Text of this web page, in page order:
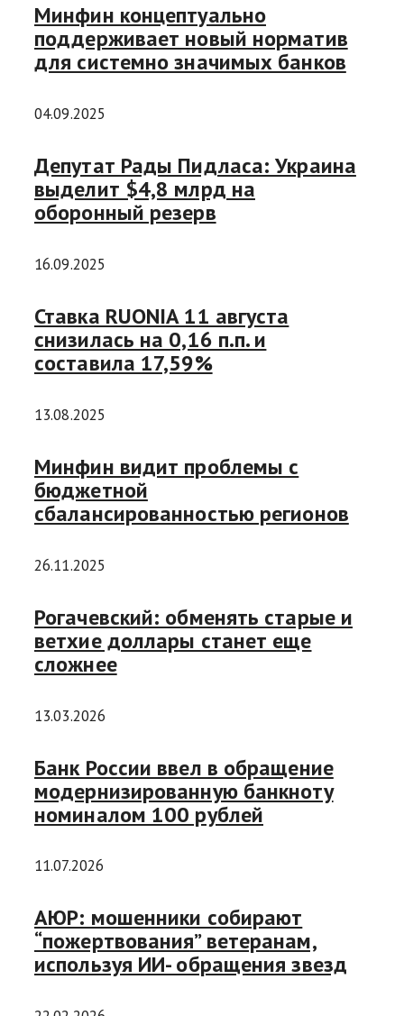
Минфин концептуально
поддерживает новый норматив
для системно значимых банков
04.09.2025
Депутат Рады Пидласа: Украина
выделит $4,8 млрд на
оборонный резерв
16.09.2025
Ставка RUONIA 11 августа
снизилась на 0,16 п.п. и
составила 17,59%
13.08.2025
Минфин видит проблемы с
бюджетной
сбалансированностью регионов
26.11.2025
Рогачевский: обменять старые и
ветхие доллары станет еще
сложнее
13.03.2026
Банк России ввел в обращение
модернизированную банкноту
номиналом 100 рублей
11.07.2026
АЮР: мошенники собирают
“пожертвования” ветеранам,
используя ИИ- обращения звезд